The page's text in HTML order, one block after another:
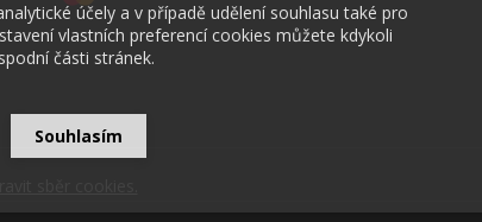
účely a v případě udělení souhlasu také pro
vlastních preferencí cookies můžete kdykoli
části stránek.
Souhlasím